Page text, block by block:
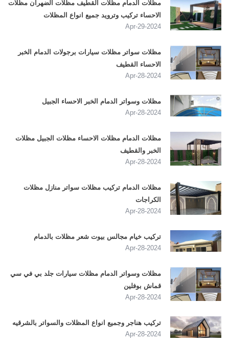
مظلات الدمام مظلات القطيف مظلات الضهران مظلات
الاحساء تركيب وترويد جميع انواع المظلات
2024-Apr-29
مظلات سواتر مظلات سيارات برجولات الدمام الخبر
الاحساء القطيف
2024-Apr-28
مظلات وسواتر الدمام الخبر الاحساء الجبيل
2024-Apr-28
مظلات الدمام مظلات الاحساء مظلات الجبيل مظلات
الخبر والقطيف
2024-Apr-28
مظلات الدمام تركيب مظلات سواتر منازل مظلات
الكراجات
2024-Apr-28
تركيب خيام مجالس بيوت شعر مظلات بالدمام
2024-Apr-28
مظلات وسواتر الدمام مظلات سيارات جلد بي في سي
قماش بوفلين
2024-Apr-28
تركيب هناجر وجميع انواع المظلات والسواتر بالشرقيه
2024-Apr-28